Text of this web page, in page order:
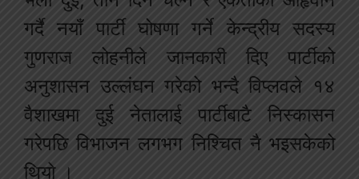
गर्दै नयाँ पार्टी घोषणा गर्ने केन्द्रीय सदस्य
गुणराज लोहनीले जानकारी दिए पार्टीको
अनुशासन उल्लंघन गरेको भन्दै विप्लवले १४
वैशाखमा दुई नेतालाई पार्टीबाटै निस्कासन
गरेपछि विभाजन लगभग निश्चित नै भइसकेको
थियो ।